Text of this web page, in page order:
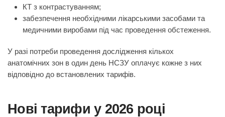
КТ з контрастуванням;
забезпечення необхідними лікарськими засобами та
медичними виробами під час проведення обстеження.
У разі потреби проведення дослідження кількох
анатомічних зон в один день НСЗУ оплачує кожне з них
відповідно до встановлених тарифів.
Нові тарифи у 2026 році